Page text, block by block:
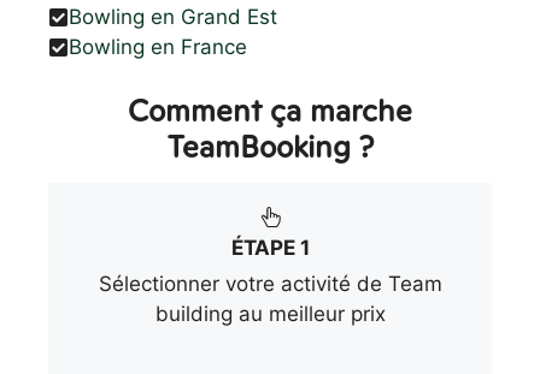
Bowling en Grand Est
Bowling en France
Comment ça marche
TeamBooking ?
ÉTAPE 1
Sélectionner votre activité de Team
building au meilleur prix